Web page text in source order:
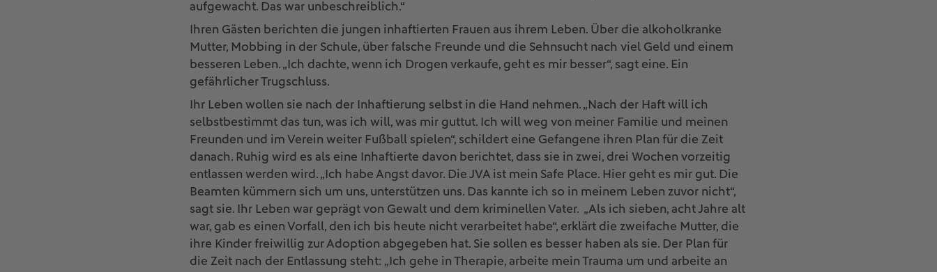
aufgewacht. Das war unbeschreiblich.“
Ihren Gästen berichten die jungen inhaftierten Frauen aus ihrem Leben. Über die alkoholkranke
Mutter, Mobbing in der Schule, über falsche Freunde und die Sehnsucht nach viel Geld und einem
besseren Leben. „Ich dachte, wenn ich Drogen verkaufe, geht es mir besser“, sagt eine. Ein
gefährlicher Trugschluss.
Ihr Leben wollen sie nach der Inhaftierung selbst in die Hand nehmen. „Nach der Haft will ich
selbstbestimmt das tun, was ich will, was mir guttut. Ich will weg von meiner Familie und meinen
Freunden und im Verein weiter Fußball spielen“, schildert eine Gefangene ihren Plan für die Zeit
danach. Ruhig wird es als eine Inhaftierte davon berichtet, dass sie in zwei, drei Wochen vorzeitig
entlassen werden wird. „Ich habe Angst davor. Die JVA ist mein Safe Place. Hier geht es mir gut. Die
Beamten kümmern sich um uns, unterstützen uns. Das kannte ich so in meinem Leben zuvor nicht“,
sagt sie. Ihr Leben war geprägt von Gewalt und dem kriminellen Vater. „Als ich sieben, acht Jahre alt
war, gab es einen Vorfall, den ich bis heute nicht verarbeitet habe“, erklärt die zweifache Mutter, die
ihre Kinder freiwillig zur Adoption abgegeben hat. Sie sollen es besser haben als sie. Der Plan für
die Zeit nach der Entlassung steht: „Ich gehe in Therapie, arbeite mein Trauma um und arbeite an